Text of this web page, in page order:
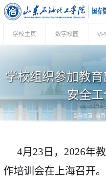
学校主页 数字校园
学校组织参加教
安全
2026年04月29
当前位置: 首页
4月 23 日， 2026年
作培训会在上海召开